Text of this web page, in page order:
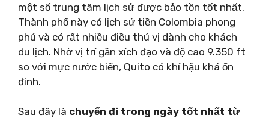
một số trung tâm lịch sử được bảo tồn tốt nhất.
Thành phố này có lịch sử tiền Colombia phong
phú và có rất nhiều điều thú vị dành cho khách
du lịch. Nhờ vị trí gần xích đạo và độ cao 9.350 ft
so với mực nước biển, Quito có khí hậu khá ổn
định.
Sau đây là chuyến đi trong ngày tốt nhất từ ​​